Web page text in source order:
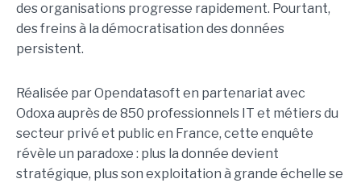
des organisations progresse rapidement. Pourtant,
des freins à la démocratisation des données
persistent.
Réalisée par Opendatasoft en partenariat avec
Odoxa auprès de 850 professionnels IT et métiers du
secteur privé et public en France, cette enquête
révèle un paradoxe : plus la donnée devient
stratégique, plus son exploitation à grande échelle se